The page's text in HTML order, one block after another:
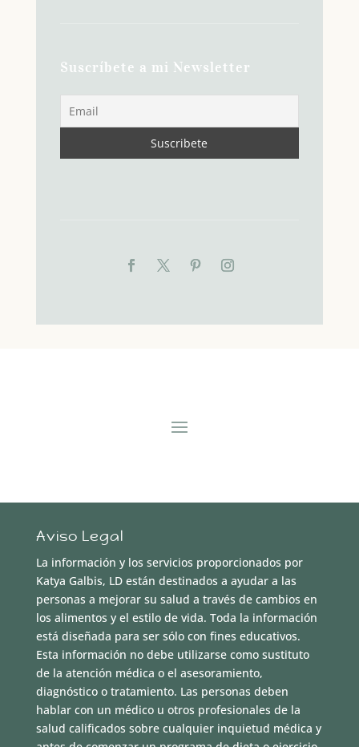
Suscríbete a mi Newsletter
Aviso Legal
La información y los servicios proporcionados por
Katya Galbis, LD están destinados a ayudar a las
personas a mejorar su salud a través de cambios en
los alimentos y el estilo de vida. Toda la información
está diseñada para ser sólo con fines educativos.
Esta información no debe utilizarse como sustituto
de la atención médica o el asesoramiento,
diagnóstico o tratamiento. Las personas deben
hablar con un médico u otros profesionales de la
salud calificados sobre cualquier inquietud médica y